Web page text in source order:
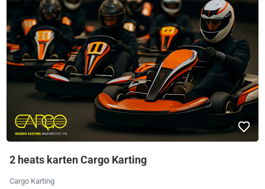
2 heats karten Cargo Karting
Cargo Karting